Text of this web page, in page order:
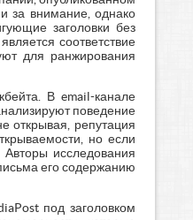
за внимание, однако
заголовки без
соответствие
для ранжирования
В email-канале
поведение
открывая, репутация
но если
исследования
его содержанию
под заголовком